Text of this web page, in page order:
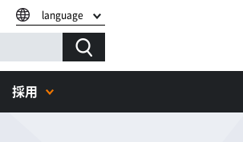
language
採用